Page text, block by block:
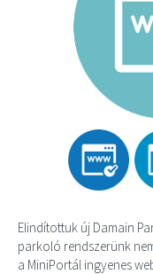
Elindítottuk új Damain
parkoló rendszerünk
a MiniPortál ingyenes